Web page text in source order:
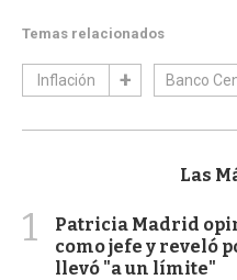
Temas relacionados
Inflación Banco
Las
1
Patricia Madrid
como jefe y reveló
llevó "a un límite"